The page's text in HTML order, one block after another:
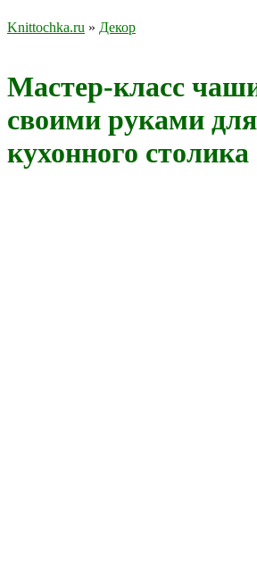
Knittochka.ru » Декор
Мастер-класс
своими руками
кухонного столика